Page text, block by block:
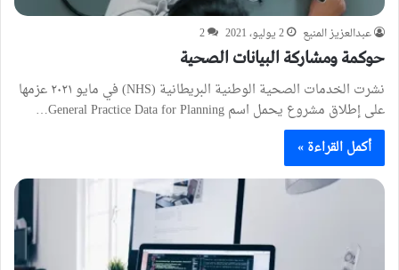
عبدالعزيز المنيع 2 يوليو، 2021 2
حوكمة ومشاركة البيانات الصحية
نشرت الخدمات الصحية الوطنية البريطانية (NHS) في مايو ٢٠٢١ عزمها
على إطلاق مشروع يحمل اسم General Practice Data for Planning…
أكمل القراءة »